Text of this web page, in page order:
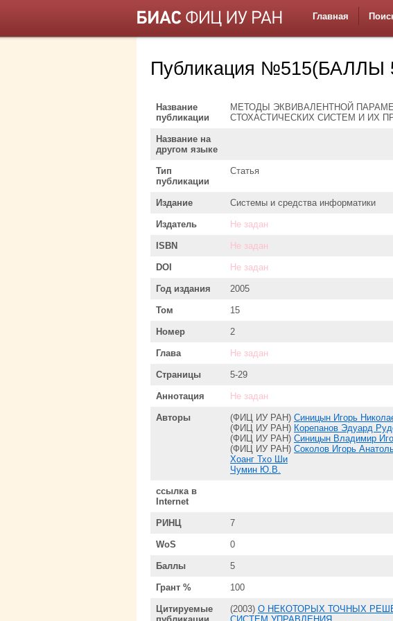
Главная
Публикация №515(БАЛЛЫ
Название
публикации
МЕТОДЫ ЭКВИВАЛЕНТНОЙ
СТОХАСТИЧЕСКИХ СИСТЕМ И ИХ
Название на
другом языке
Тип
публикации
Статья
Издание Системы и средства информатики
Издатель Не задан
ISBN Не задан
DOI Не задан
Год издания 2005
Том 15
Номер 2
Глава Не задан
Страницы 5-29
Аннотация Не задан
Авторы (ФИЦ ИУ РАН) Синицын Игорь
(ФИЦ ИУ РАН) Корепанов Эдуард
(ФИЦ ИУ РАН) Синицын Владимир
(ФИЦ ИУ РАН) Соколов Игорь
Хоанг Тхо Ши
Чумин Ю.В.
ссылка в
Internet
РИНЦ 7
WoS 0
Баллы 5
Грант % 100
Цитируемые
(2003) О НЕКОТОРЫХ ТОЧНЫХ